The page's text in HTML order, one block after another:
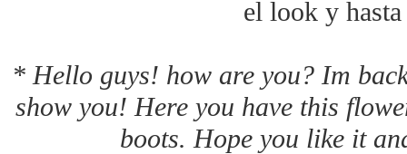
el look y
* Hello guys! how are you? Im
show you! Here you have this
boots. Hope you like it